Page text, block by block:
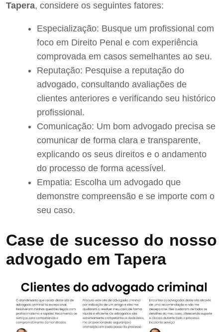
Tapera, considere os seguintes fatores:
Especialização: Busque um profissional com
foco em Direito Penal e com experiência
comprovada em casos semelhantes ao seu.
Reputação: Pesquise a reputação do
advogado, consultando avaliações de
clientes anteriores e verificando seu histórico
profissional.
Comunicação: Um bom advogado precisa se
comunicar de forma clara e transparente,
explicando os seus direitos e o andamento
do processo de forma acessível.
Empatia: Escolha um advogado que
demonstre compreensão e se importe com o
seu caso.
Case de sucesso do nosso
advogado em Tapera